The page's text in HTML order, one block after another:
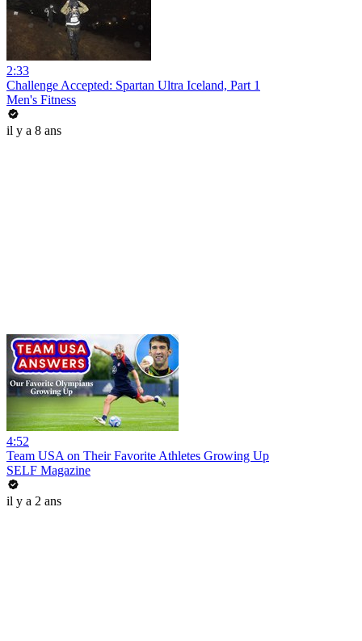
2:33
Challenge Accepted: Spartan Ultra Iceland, Part 1
Men's Fitness
il y a 8 ans
4:52
Team USA on Their Favorite Athletes Growing Up
SELF Magazine
il y a 2 ans